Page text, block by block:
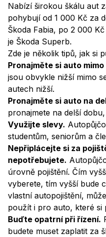
Nabízí širokou škálu aut
pohybují od 1 000 Kč za
Škoda Fabia, po 2 000
je Škoda Superb.
Zde je několik tipů, jak si
Pronajměte si auto
jsou obvykle nižší mimo
autech nižší.
Pronajměte si auto na
pronajmete na delší
Využijte slevy.
studentům, seniorům a
Nepřiplácejte si za
nepotřebujete.
úrovně pojištění. Čím
vyberete, tím vyšší bude
vlastní autopojištění,
použít i pro auto, které si
Buďte opatrní při řízení.
budete muset zaplatit za